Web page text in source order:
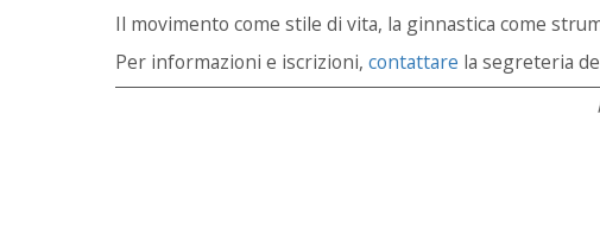
Il movimento come stile di vita, la ginnastica come
Per informazioni e iscrizioni, contattare la segreteria